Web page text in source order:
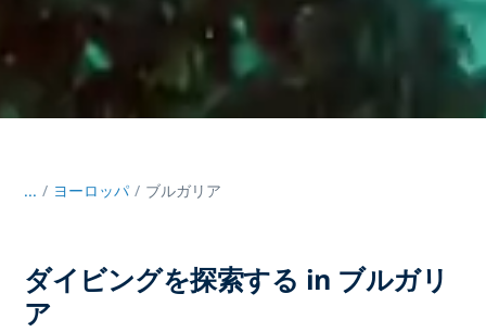
... / ヨーロッパ ブルガリア
ダイビングを探索する in ブルガリ
ア